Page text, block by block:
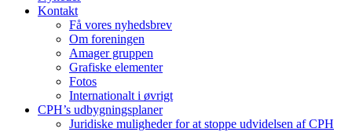
Kontakt
Få vores nyhedsbrev
Om foreningen
Amager gruppen
Grafiske elementer
Fotos
Internationalt i øvrigt
CPH’s udbygningsplaner
Juridiske muligheder for at stoppe udvidelsen af CPH